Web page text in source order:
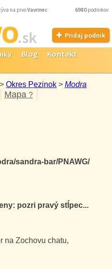
na pivoVavrinec 6980 podnikov
.sk Pridaj podnik
Blog
Kontakt
> Okres Pezinok > Modra
Mapa ?
sandra-bar/PNAWG/
pozri pravý stĺpec...
na Zochovu chatu,